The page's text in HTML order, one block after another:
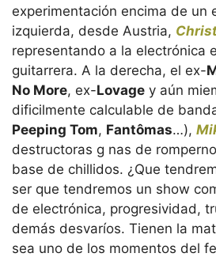
experimentación encima de un
izquierda, desde Austria,
representando a la electrónica
guitarrera. A la derecha, el ex-
No More, ex-Lovage y aún
dificilmente calculable de
Peeping Tom, Fantômas…),
destructoras g nas de
base de chillidos. ¿Que
ser que tendremos un show
de electrónica, progresividad,
demás desvaríos. Tienen la
sea uno de los momentos del